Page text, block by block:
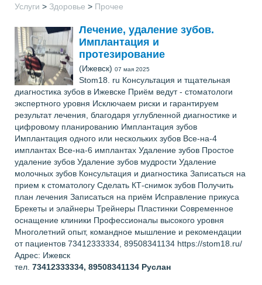
Услуги > Здоровье > Прочее
Лечение, удаление зубов.
Имплантация и
протезирование
(Ижевск) 07 мая 2025
Stom18. ru Консультация и тщательная
диагностика зубов в Ижевске Приём ведут - стоматологи
экспертного уровня Исключаем риски и гарантируем
результат лечения, благодаря углубленной диагностике и
цифровому планированию Имплантация зубов
Имплантация одного или нескольких зубов Все-на-4
имплантах Все-на-6 имплантах Удаление зубов Простое
удаление зубов Удаление зубов мудрости Удаление
молочных зубов Консультация и диагностика Записаться на
прием к стоматологу Сделать КТ-снимок зубов Получить
план лечения Записаться на приём Исправление прикуса
Брекеты и элайнеры Трейнеры Пластинки Современное
оснащение клиники Профессионалы высокого уровня
Многолетний опыт, командное мышление и рекомендации
от пациентов 73412333334, 89508341134 https://stom18.ru/
Адрес: Ижевск
тел. 73412333334, 89508341134 Руслан